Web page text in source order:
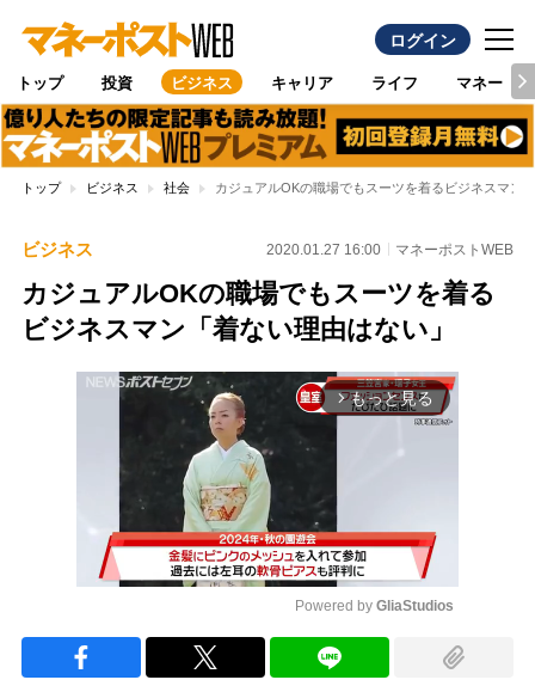
ログイン
トップ 投資 ビジネス キャリア ライフ マネー
トップ ビジネス 社会 カジュアルOKの職場でもスーツを着るビジネスマン
ビジネス 2020.01.27 16:00 マネーポストWEB
カジュアルOKの職場でもスーツを着る
ビジネスマン「着ない理由はない」
arrow_forward_ios もっと見る
Powered by GliaStudios